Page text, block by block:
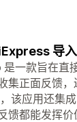
导
一款旨在直
集正面反馈
该应用还集
馈都能发挥价